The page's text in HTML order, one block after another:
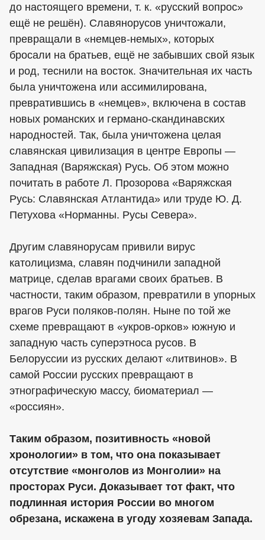
до настоящего времени, т. к. «русский вопрос»
ещё не решён). Славянорусов уничтожали,
превращали в «немцев-немых», которых
бросали на братьев, ещё не забывших свой язык
и род, теснили на восток. Значительная их часть
была уничтожена или ассимилирована,
превратившись в «немцев», включена в состав
новых романских и германо-скандинавских
народностей. Так, была уничтожена целая
славянская цивилизация в центре Европы —
Западная (Варяжская) Русь. Об этом можно
почитать в работе Л. Прозорова «Варяжская
Русь: Славянская Атлантида» или труде Ю. Д.
Петухова «Норманны. Русы Севера».
Другим славянорусам привили вирус
католицизма, славян подчинили западной
матрице, сделав врагами своих братьев. В
частности, таким образом, превратили в упорных
врагов Руси поляков-полян. Ныне по той же
схеме превращают в «укров-орков» южную и
западную часть суперэтноса русов. В
Белоруссии из русских делают «литвинов». В
самой России русских превращают в
этнографическую массу, биоматериал —
«россиян».
Таким образом, позитивность «новой
хронологии» в том, что она показывает
отсутствие «монголов из Монголии» на
просторах Руси. Доказывает тот факт, что
подлинная история России во многом
обрезана, искажена в угоду хозяевам Запада.